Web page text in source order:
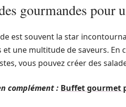
gourmandes pour
est souvent la star
et une multitude de saveurs. En
vous pouvez créer des
complément : Buffet gourmet